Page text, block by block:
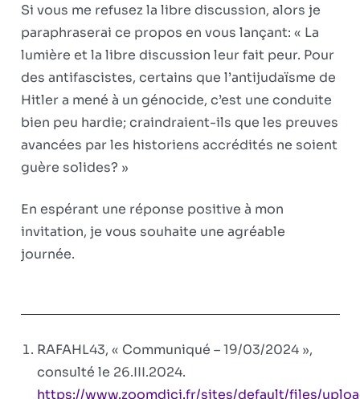
Si vous me refusez la libre discussion, alors je
paraphraserai ce propos en vous lançant: « La
lumière et la libre discussion leur fait peur. Pour
des antifascistes, certains que l’antijudaïsme de
Hitler a mené à un génocide, c’est une conduite
bien peu hardie; craindraient-ils que les preuves
avancées par les historiens accrédités ne soient
guère solides? »
En espérant une réponse positive à mon
invitation, je vous souhaite une agréable
journée.
RAFAHL43, « Communiqué – 19/03/2024 »,
consulté le 26.III.2024.
https://www.zoomdici.fr/sites/default/files/